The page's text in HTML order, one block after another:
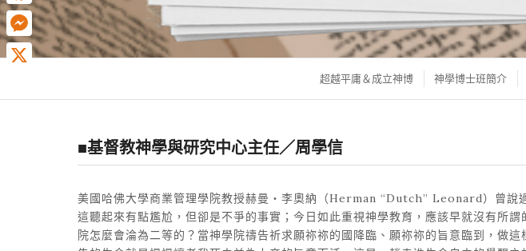
超越平庸＆成立神博 神學博士班簡介
■基督教神學與研究中心主任／周學信
美國哈佛大學商業管理學院教授赫曼・李奧納（Herman “Dutch” Leonard）曾說
這聽起來有點尷尬，但卻是不爭的事實；今日如此重視神學教育，應該早就沒有所
院怎麼會淪為二等的？當神學院禱告祈求願祢祢的國降臨、願祢祢的旨意臨到，做
Facebook
Messenger